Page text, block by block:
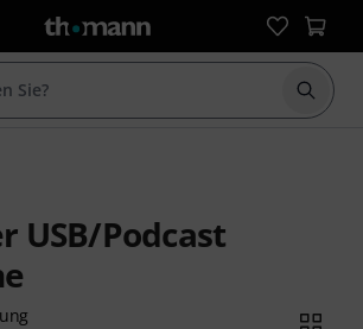
Suche
USB/Podcast